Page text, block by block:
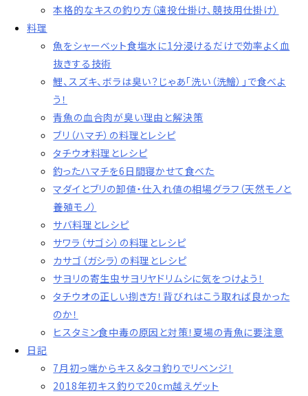
本格的なキスの釣り方（遠投仕掛け、競技用仕掛け）
料理
魚をシャーベット食塩水に1分浸けるだけで効率よく血
抜きする技術
鯉、スズキ、ボラは臭い？じゃあ「洗い（洗鱠）」で食べよ
う！
青魚の血合肉が臭い理由と解決策
ブリ（ハマチ）の料理とレシピ
タチウオ料理とレシピ
釣ったハマチを6日間寝かせて食べた
マダイとブリの卸値・仕入れ値の相場グラフ（天然モノと
養殖モノ）
サバ料理とレシピ
サワラ（サゴシ）の料理とレシピ
カサゴ（ガシラ）の料理とレシピ
サヨリの寄生虫サヨリヤドリムシに気をつけよう！
タチウオの正しい捌き方！背びれはこう取れば良かった
のか！
ヒスタミン食中毒の原因と対策！夏場の青魚に要注意
日記
7月初っ端からキス＆タコ釣りでリベンジ！
2018年初キス釣りで20cm越えゲット